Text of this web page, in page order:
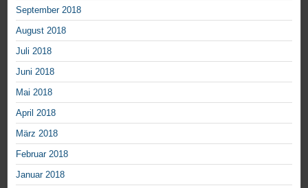
September 2018
August 2018
Juli 2018
Juni 2018
Mai 2018
April 2018
März 2018
Februar 2018
Januar 2018